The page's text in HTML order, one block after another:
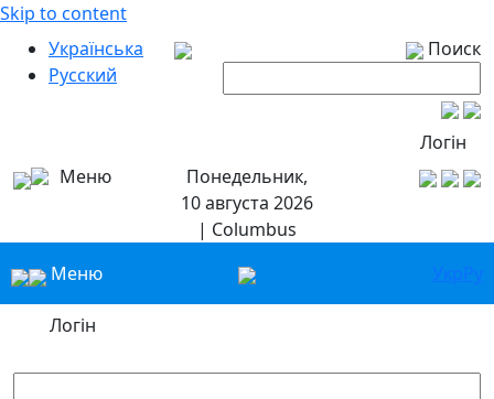
Skip to content
Українська
Русский
Поиск
Логін
Меню
Понедельник,
10 августа 2026
| Columbus
Меню
УкрРу
Логін